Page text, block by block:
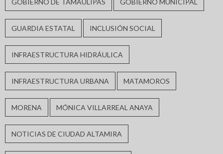
GOBIERNO DE TAMAULIPAS GOBIERNO MUNICIPAL
GUARDIA ESTATAL INCLUSIÓN SOCIAL
INFRAESTRUCTURA HIDRÁULICA
INFRAESTRUCTURA URBANA MATAMOROS
MORENA MÓNICA VILLARREAL ANAYA
NOTICIAS DE CIUDAD ALTAMIRA